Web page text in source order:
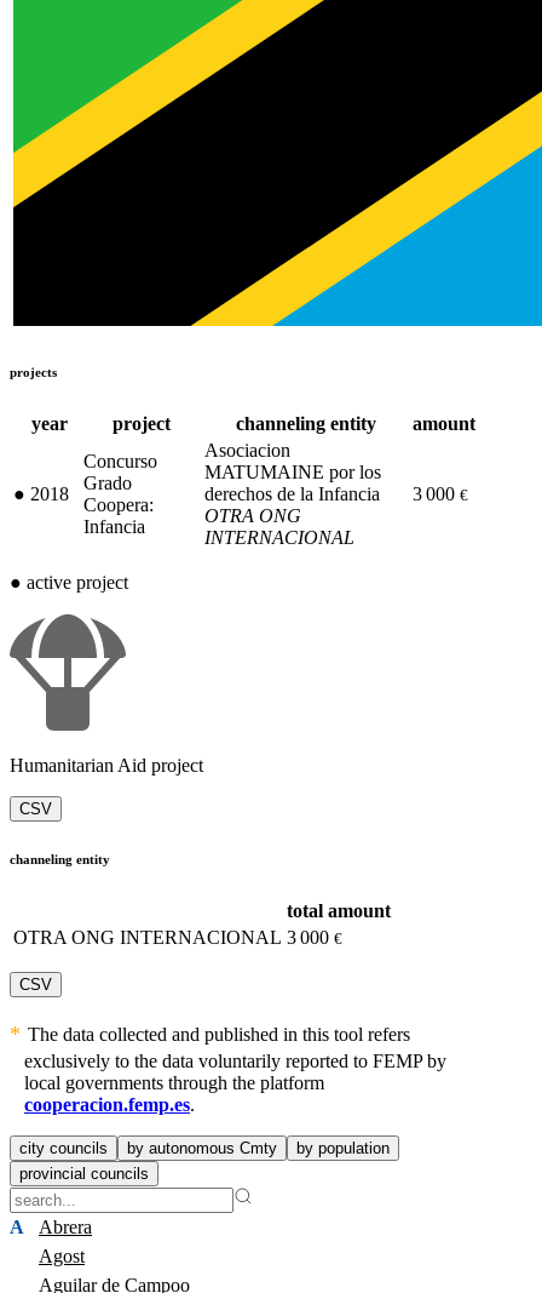
projects
year project channeling entity amount
● 2018
Concurso
Grado
Coopera:
Infancia
Asociacion
MATUMAINE por los
derechos de la Infancia
OTRA ONG
INTERNACIONAL
3 000 €
● active project
Humanitarian Aid project
CSV
channeling entity
total amount
OTRA ONG INTERNACIONAL 3 000 €
CSV
The data collected and published in this tool refers
exclusively to the data voluntarily reported to FEMP by
local governments through the platform
cooperacion.femp.es.
city councils by autonomous Cmty
by population
provincial councils
A
Abrera
Agost
Aguilar de Campoo